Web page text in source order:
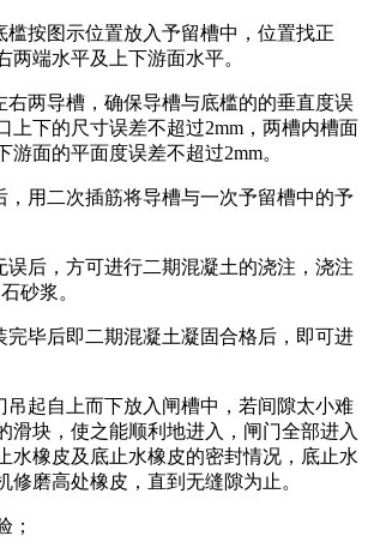
槛按图示位置放入予留槽中，位置找正
两端水平及上下游面水平。
右两导槽，确保导槽与底槛的的垂直度误
上下的尺寸误差不超过2mm，两槽内槽面
游面的平面度误差不超过2mm。
，用二次插筋将导槽与一次予留槽中的予
误后，方可进行二期混凝土的浇注，浇注
砂浆。
完毕后即二期混凝土凝固合格后，即可进
吊起自上而下放入闸槽中，若间隙太小难
滑块，使之能顺利地进入，闸门全部进入
水橡皮及底止水橡皮的密封情况，底止水
修磨高处橡皮，直到无缝隙为止。
；